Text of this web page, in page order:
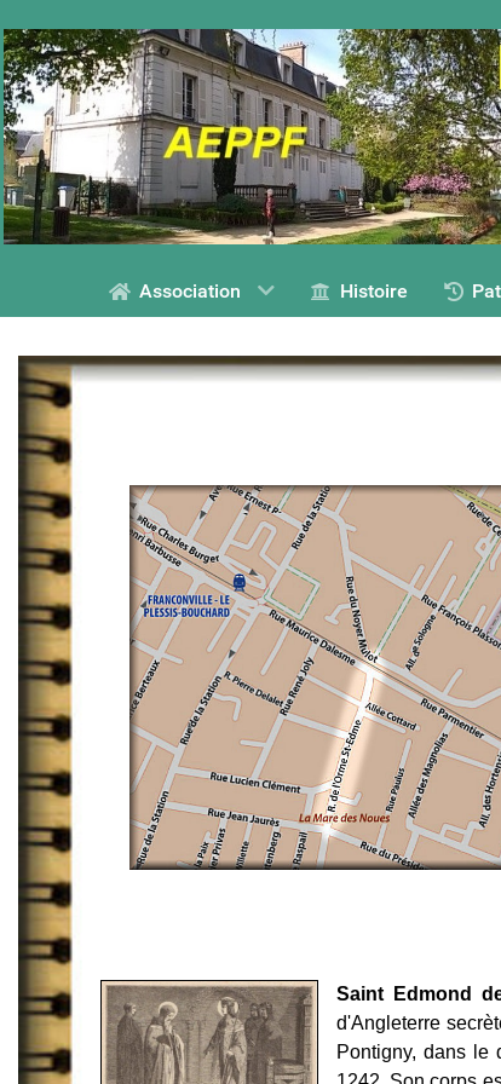
Association Histoire
Saint Edmond
d'Angleterre
Pontigny, dans le